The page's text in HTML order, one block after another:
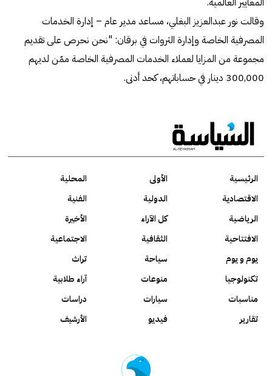
وقالت نور عبدالعزيز البغلي، مساعد مدير عام – إدارة الخدمات
المصرفية الخاصة وإدارة الثروات في برقان: "نحن نحرص على تقديم
مجموعة من المزايا لعملاء الخدمات المصرفية الخاصة ممّن لديهم
300,000 دينار في حساباتهم، كحد أدنى.
الرئيسية الأولى
المحلية
الاقتصادية
الدولية
الفنية
الرياضية
كل الآراء
الأخيرة
الافتتاحية
الثقافية
الاجتماعية
يوم و يوم
سياحة
تراث
تكنولوجيا
منوعات
آراء طلابية
مناسبات
سيارات
دراسات
تقارير
فيديو الأرشيف